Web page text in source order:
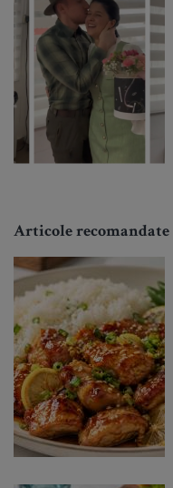
Articole recomandate